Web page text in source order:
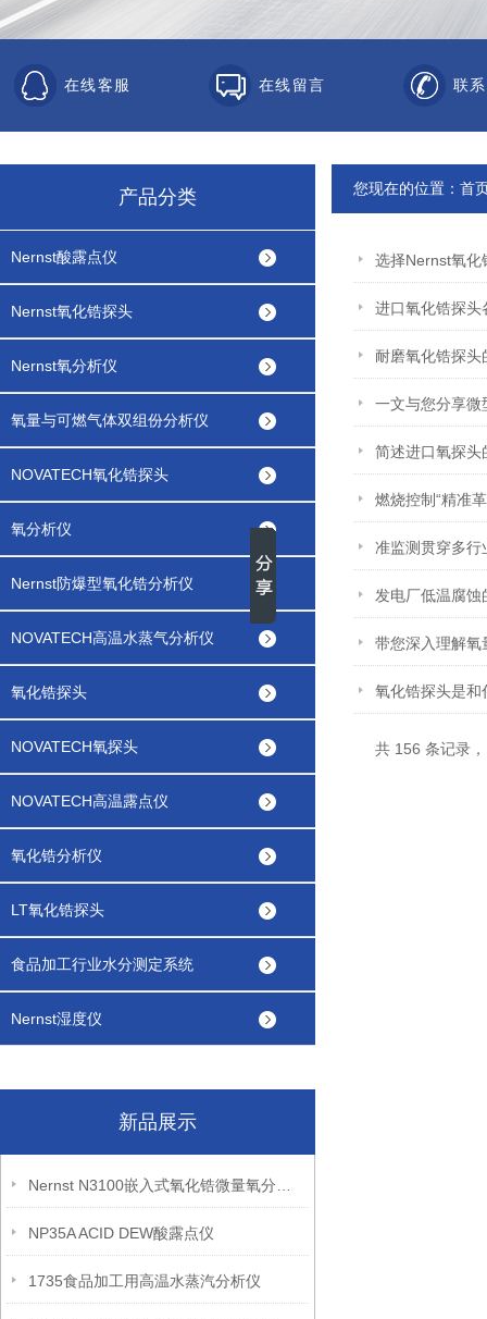
在线客服 在线留言 联
产品分类
Nernst酸露点仪
Nernst氧化锆探头
Nernst氧分析仪
氧量与可燃气体双组份分析仪
NOVATECH氧化锆探头
氧分析仪
Nernst防爆型氧化锆分析仪
NOVATECH高温水蒸气分析仪
氧化锆探头
NOVATECH氧探头
NOVATECH高温露点仪
氧化锆分析仪
LT氧化锆探头
食品加工行业水分测定系统
Nernst湿度仪
新品展示
NP35A ACID DEW酸露点仪
1735食品加工用高温水蒸汽分析仪
您现在的位置： 首
选择Nernst氧化
进口氧化锆探头
耐磨氧化锆探
一文与您分享微
简述进口氧探头
燃烧控制“精准
准监测贯穿多行
发电厂低温腐
带您深入理解氧
氧化锆探头是和
共 156 条记录